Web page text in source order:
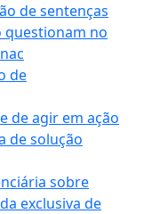
de sentenças
questionam no
de
de agir em ação
de solução
sobre
exclusiva de